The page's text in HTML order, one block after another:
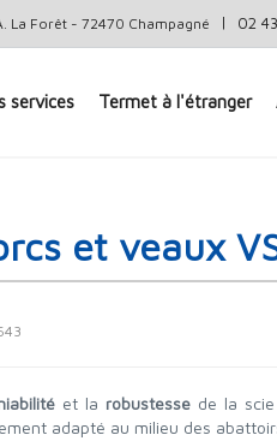
La Forêt - 72470 Champagné | 02
services Termet à l'étranger
et veaux
et la robustessede la scie
adapté au milieu des